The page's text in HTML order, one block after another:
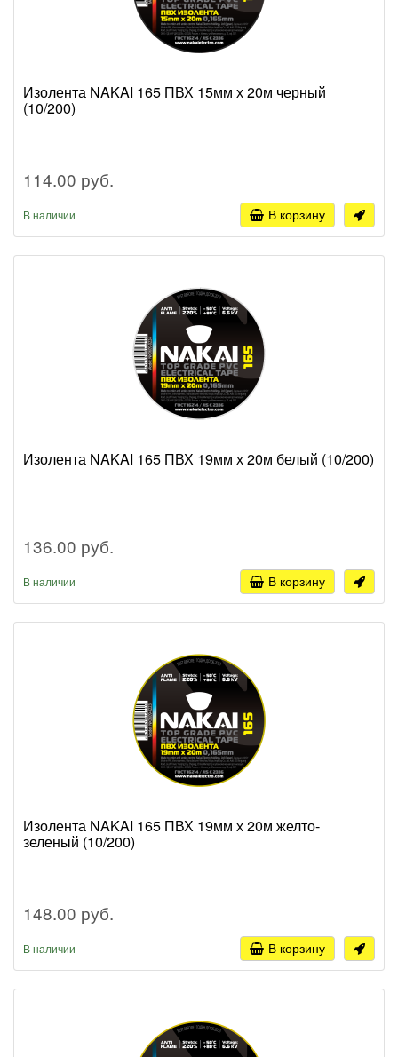
Изолента NAKAI 165 ПВХ 15мм х 20м черный
(10/200)
114.00 руб.
В наличии В корзину
Изолента NAKAI 165 ПВХ 19мм х 20м белый (10/200)
136.00 руб.
В наличии В корзину
Изолента NAKAI 165 ПВХ 19мм х 20м желто-
зеленый (10/200)
148.00 руб.
В наличии В корзину